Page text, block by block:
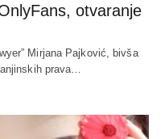
otvaranje
Mirjana Pajković, bivša
prava…